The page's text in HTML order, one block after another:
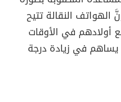
النقالة تتيح
أولادهم في الأوقات
في زيادة درجة